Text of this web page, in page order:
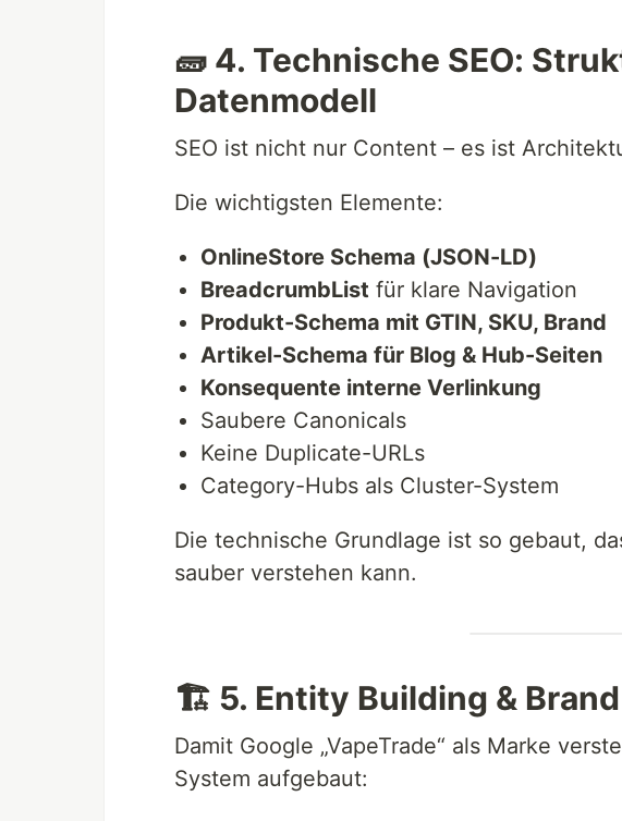
🧱 4. Technische SEO:
Datenmodell
SEO ist nicht nur Content – es ist
Die wichtigsten Elemente:
OnlineStore Schema (JSON-LD)
BreadcrumbList für klare Navigation
Produkt-Schema mit GTIN, SKU, Brand
Artikel-Schema für Blog & Hub-Seiten
Konsequente interne Verlinkung
Saubere Canonicals
Keine Duplicate-URLs
Category-Hubs als Cluster-System
Die technische Grundlage ist so gebaut,
sauber verstehen kann.
🏗 5. Entity Building &
Damit Google „VapeTrade“ als Marke
System aufgebaut: